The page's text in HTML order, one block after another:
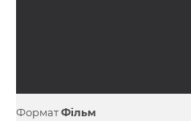
ФорматФільм